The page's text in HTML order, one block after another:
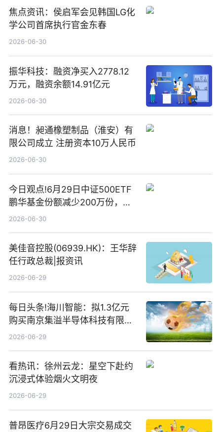
焦点资讯：侯启军会见韩国LG化
学公司首席执行官金东春
2026-06-30
振华科技：融资净买入2778.12
万元，融资余额14.91亿元
2026-06-30
消息！昶通橡塑制品（淮安）有
限公司成立 注册资本10万人民币
2026-06-30
今日观点!6月29日中证500ETF
鹏华基金份额减少200万份，重
仓股亨通光电、赤峰黄金、佰维
2026-06-30
美佳音控股(06939.HK)：王华辞
任行政总裁|报资讯
2026-06-29
每日头条!海川智能：拟1.3亿元
购买南京集溢半导体科技有限公
司15.3%股权
2026-06-29
看热讯：徐州云龙：星空下赴约
沉浸式体验烟火文明夜
2026-06-29
普昂医疗6月29日大宗交易成交